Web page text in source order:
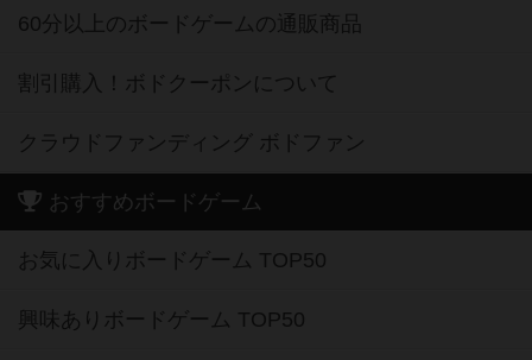
60分以上のボードゲームの通販商品
割引購入！ボドクーポンについて
クラウドファンディング ボドファン
おすすめボードゲーム
お気に入りボードゲーム TOP50
興味ありボードゲーム TOP50